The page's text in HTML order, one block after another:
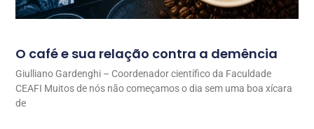
O café e sua relação contra a demência
Giulliano Gardenghi – Coordenador científico da Faculdade
CEAFI Muitos de nós não começamos o dia sem uma boa xícara
de